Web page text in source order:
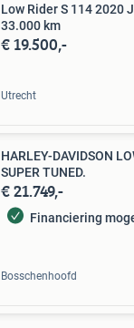
Low Rider S 114 2020
33.000 km
€ 19.500,-
Utrecht
HARLEY-DAVIDSON
SUPER TUNED.
€ 21.749,-
Financiering
Bosschenhoofd